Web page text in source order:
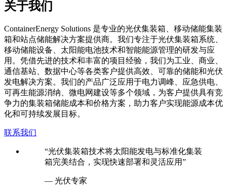
关于我们
ContainerEnergy Solutions 是专业的光伏集装箱、移动储能集装
箱和站点储能解决方案提供商。我们专注于光伏集装箱系统、
移动储能设备、太阳能电池技术和智能能源管理的研发与应
用。凭借先进的技术和丰富的项目经验，我们为工业、商业、
通信基站、数据中心等各类客户提供高效、可靠的储能和光伏
发电解决方案。我们的产品广泛应用于电力调峰、应急供电、
可再生能源消纳、微电网建设等多个领域，为客户提供具有竞
争力的集装箱储能成本和价格方案，助力客户实现能源成本优
化和可持续发展目标。
联系我们
“光伏集装箱技术将太阳能发电与标准化集装
箱完美结合，实现快速部署和灵活应用”
— 光伏专家